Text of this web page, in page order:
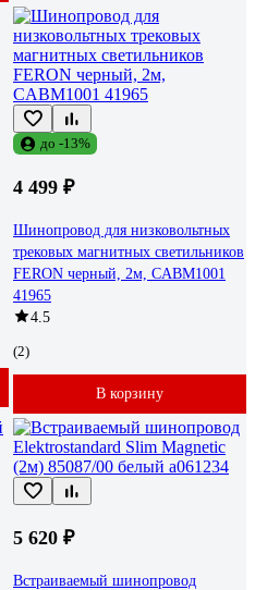
до -13%
4 499 ₽
Шинопровод для низковольтных
трековых магнитных светильников
FERON черный, 2м, CABM1001
41965
4.5
(2)
В корзину
5 620 ₽
Встраиваемый шинопровод